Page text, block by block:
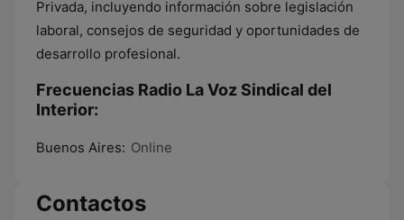
Privada, incluyendo información sobre legislación
laboral, consejos de seguridad y oportunidades de
desarrollo profesional.
Frecuencias Radio La Voz Sindical del
Interior:
Buenos Aires: Online
Contactos